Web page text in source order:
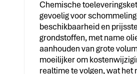
Chemische
gevoelig voor
beschikbaarheid en
grondstoffen, met name
aanhouden van grote
moeilijker om
realtime te volgen, wat het